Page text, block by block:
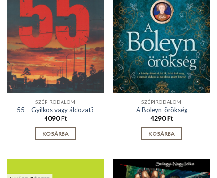
SZÉPIRODALOM
55 – Gyilkos vagy áldozat?
4090Ft
KOSÁRBA
SZÉPIRODALOM
A Boleyn-örökség
4290Ft
KOSÁRBA